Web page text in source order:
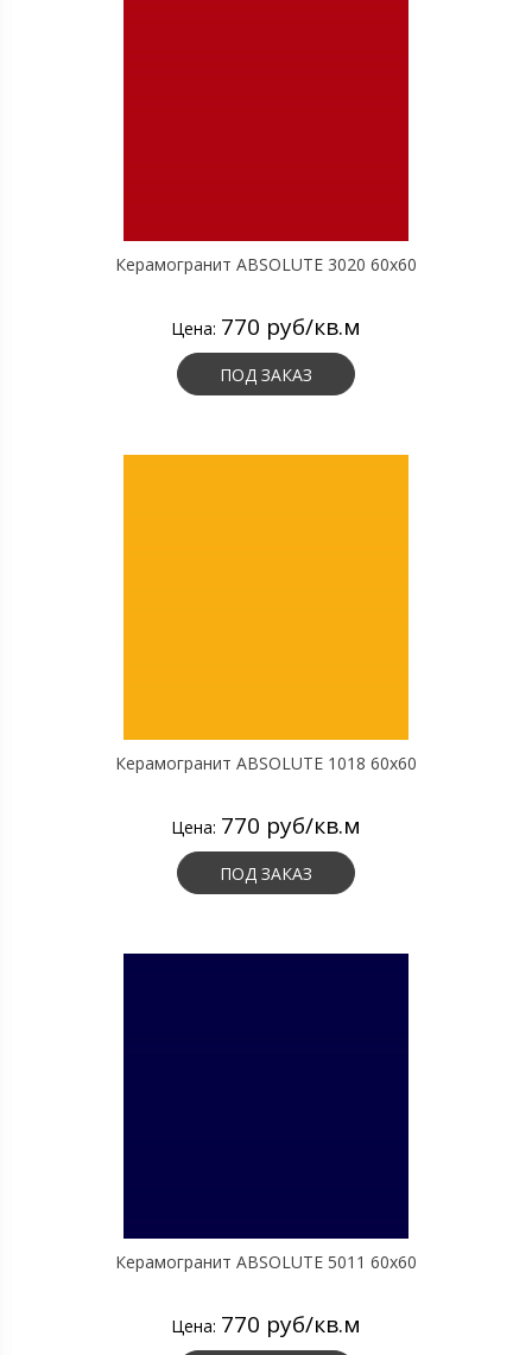
Керамогранит ABSOLUTE 3020 60х60
Цена: 770 руб/кв.м
ПОД ЗАКАЗ
Керамогранит ABSOLUTE 1018 60х60
Цена: 770 руб/кв.м
ПОД ЗАКАЗ
Керамогранит ABSOLUTE 5011 60х60
Цена: 770 руб/кв.м